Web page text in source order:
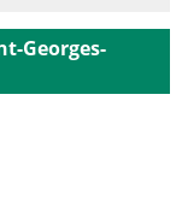
Georges-